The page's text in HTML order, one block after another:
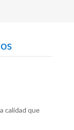
calidad que